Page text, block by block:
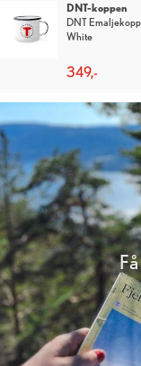
Lakenpose i silke
DNT Lakenpose
OliveGreen
1 299,-